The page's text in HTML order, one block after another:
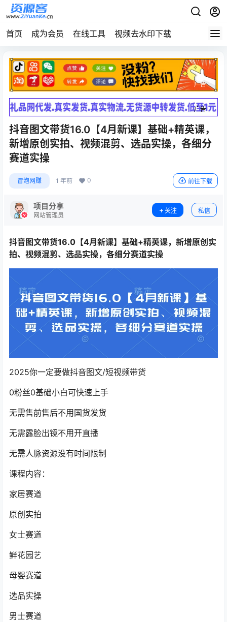
首页 成为会员 在线工具 视频去水印下载
广告
广告
抖音图文带货16.0【4月新课】基础+精英课，
新增原创实拍、视频混剪、选品实操，各细分
赛道实操
冒泡网赚 1 年前 0 前往下载
项目分享
网站管理员
关注 私信
抖音图文带货16.0 【4月新课】基础+精英课，新增原创实
拍、视频混剪、选品实操，各细分赛道实操
2025你一定要做抖音图文/短视频带货
0粉丝0基础小白可快速上手
无需售前售后不用国货发货
无需露脸出镜不用开直播
无需人脉资源没有时间限制
课程内容：
家居赛道
原创实拍
女士赛道
鲜花园艺
母婴赛道
选品实操
男士赛道